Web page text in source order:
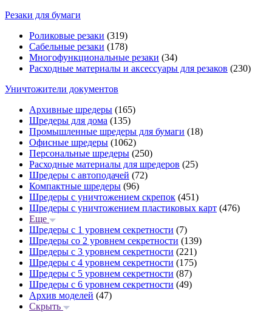
Резаки для бумаги
Роликовые резаки (319)
Сабельные резаки (178)
Многофункциональные резаки (34)
Расходные материалы и аксессуары для резаков (230)
Уничтожители документов
Архивные шредеры (165)
Шредеры для дома (135)
Промышленные шредеры для бумаги (18)
Офисные шредеры (1062)
Персональные шредеры (250)
Расходные материалы для шредеров (25)
Шредеры с автоподачей (72)
Компактные шредеры (96)
Шредеры с уничтожением скрепок (451)
Шредеры с уничтожением пластиковых карт (476)
Еще
Шредеры с 1 уровнем секретности (7)
Шредеры со 2 уровнем секретности (139)
Шредеры с 3 уровнем секретности (221)
Шредеры с 4 уровнем секретности (175)
Шредеры с 5 уровнем секретности (87)
Шредеры с 6 уровнем секретности (49)
Архив моделей (47)
Скрыть